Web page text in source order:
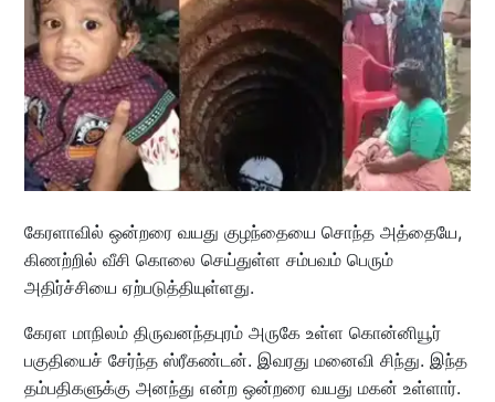
கேரளாவில் ஒன்றரை வயது குழந்தையை சொந்த அத்தையே,
கிணற்றில் வீசி கொலை செய்துள்ள சம்பவம் பெரும்
அதிர்ச்சியை ஏற்படுத்தியுள்ளது.
கேரள மாநிலம் திருவனந்தபுரம் அருகே உள்ள கொன்னியூர்
பகுதியைச் சேர்ந்த ஸ்ரீகண்டன். இவரது மனைவி சிந்து. இந்த
தம்பதிகளுக்கு அனந்து என்ற ஒன்றரை வயது மகன் உள்ளார்.